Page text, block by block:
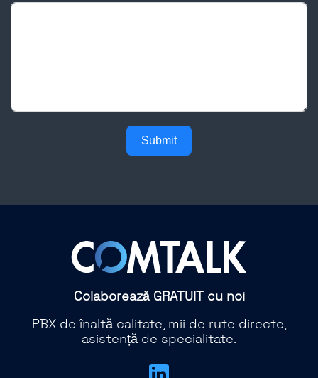
Submit
Colaborează GRATUIT cu noi
PBX de înaltă calitate, mii de rute directe,
asistență de specialitate.